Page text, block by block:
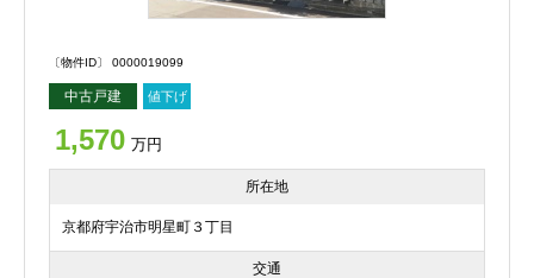
〔物件ID〕 0000019099
中古戸建 値下げ
1,570 万円
所在地
京都府宇治市明星町３丁目
交通